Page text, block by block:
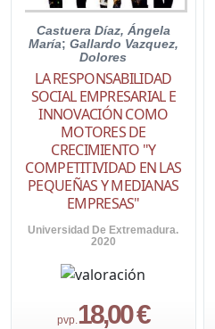
Castuera Díaz, Ángela
María; Gallardo Vazquez,
Dolores
LA RESPONSABILIDAD
SOCIAL EMPRESARIAL E
INNOVACIÓN COMO
MOTORES DE
CRECIMIENTO "Y
COMPETITIVIDAD EN LAS
PEQUEÑAS Y MEDIANAS
EMPRESAS"
Universidad De Extremadura.
2020
pvp. 18,00 €